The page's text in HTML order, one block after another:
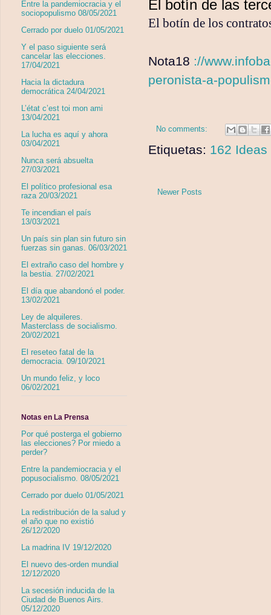
El botín de las
El botín de los
Nota18 ://
peronista-a-
No comments:
Etiquetas: 162
Newer Posts
Entre la pandemiocracia y el
sociopopulismo 08/05/2021
Cerrado por duelo 01/05/2021
Y el paso siguiente será
cancelar las elecciones.
17/04/2021
Hacia la dictadura
democrática 24/04/2021
L’état c’est toi mon ami
13/04/2021
La lucha es aquí y ahora
03/04/2021
Nunca será absuelta
27/03/2021
El político profesional esa
raza 20/03/2021
Te incendian el país
13/03/2021
Un país sin plan sin futuro sin
fuerzas sin ganas. 06/03/2021
El extraño caso del hombre y
la bestia. 27/02/2021
El día que abandonó el poder.
13/02/2021
Ley de alquileres.
Masterclass de socialismo.
20/02/2021
El reseteo fatal de la
democracia. 09/10/2021
Un mundo feliz, y loco
06/02/2021
Notas en La Prensa
Por qué posterga el gobierno
las elecciones? Por miedo a
perder?
Entre la pandemiocracia y el
popusocialismo. 08/05/2021
Cerrado por duelo 01/05/2021
La redistribución de la salud y
el año que no existió
26/12/2020
La madrina IV 19/12/2020
El nuevo des-orden mundial
12/12/2020
La secesión inducida de la
Ciudad de Buenos Airs.
05/12/2020